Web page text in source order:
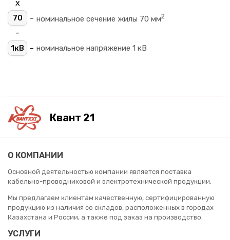
х
70 - номинальное сечение жилы 70 мм2
-
1кВ - номинальное напряжение 1 кВ
Квант 21
О КОМПАНИИ
Основной деятельностью компании является поставка
кабельно-проводниковой и электротехнической продукции.
Мы предлагаем клиентам качественную, сертифицированную
продукцию из наличия со складов, расположенных в городах
Казахстана и России, а также под заказ на производство.
УСЛУГИ